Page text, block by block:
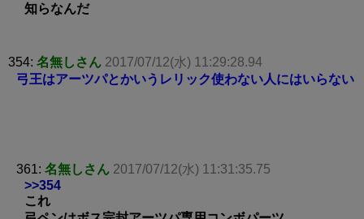
知らなんだ
354: 名無しさん 2017/07/12(水) 11:29:28.94
弓王はアーツパとかいうレリック使わない人にはいらない
361: 名無しさん 2017/07/12(水) 11:31:35.75
>>354
これ